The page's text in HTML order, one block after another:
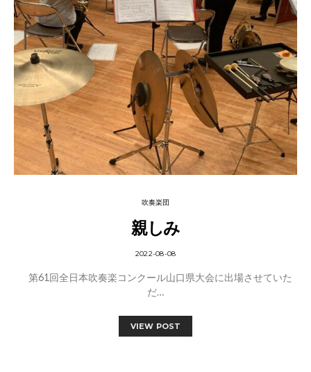
吹奏楽団
親しみ
2022-08-08
第61回全日本吹奏楽コンクール山口県大会に出場させていた
だ…
VIEW POST